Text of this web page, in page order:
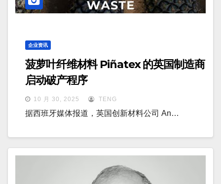
企业资讯
菠萝叶纤维材料 Piñatex 的英国制造商
启动破产程序
10 月 30, 2025 TENG
据西班牙媒体报道，英国创新材料公司 An…